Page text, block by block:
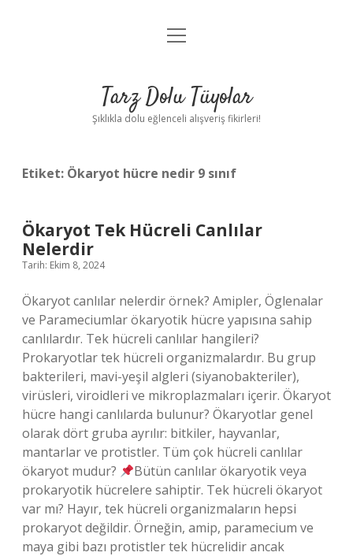
Anasayfa
Yasal Uyarı
menüyü
Tarz Dolu Tüyolar
Şıklıkla dolu eğlenceli alışveriş fikirleri!
Etiket: Ökaryot hücre nedir 9 sınıf
Ökaryot Tek Hücreli Canlılar
Nelerdir
Tarih: Ekim 8, 2024
Ökaryot canlılar nelerdir örnek? Amipler, Öglenalar
ve Parameciumlar ökaryotik hücre yapısına sahip
canlılardır. Tek hücreli canlılar hangileri?
Prokaryotlar tek hücreli organizmalardır. Bu grup
bakterileri, mavi-yeşil algleri (siyanobakteriler),
virüsleri, viroidleri ve mikroplazmaları içerir. Ökaryot
hücre hangi canlılarda bulunur? Ökaryotlar genel
olarak dört gruba ayrılır: bitkiler, hayvanlar,
mantarlar ve protistler. Tüm çok hücreli canlılar
ökaryot mudur?
Bütün canlılar ökaryotik veya
prokaryotik hücrelere sahiptir. Tek hücreli ökaryot
var mı? Hayır, tek hücreli organizmaların hepsi
prokaryot değildir. Örneğin, amip, paramecium ve
maya gibi bazı protistler tek hücrelidir ancak